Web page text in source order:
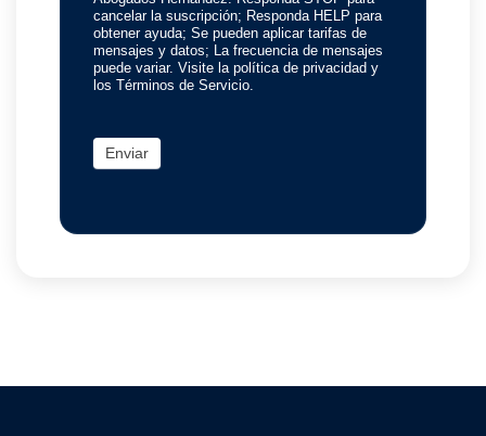
cancelar la suscripción; Responda HELP para
obtener ayuda; Se pueden aplicar tarifas de
mensajes y datos; La frecuencia de mensajes
puede variar. Visite la política de privacidad y
los Términos de Servicio.
Enviar